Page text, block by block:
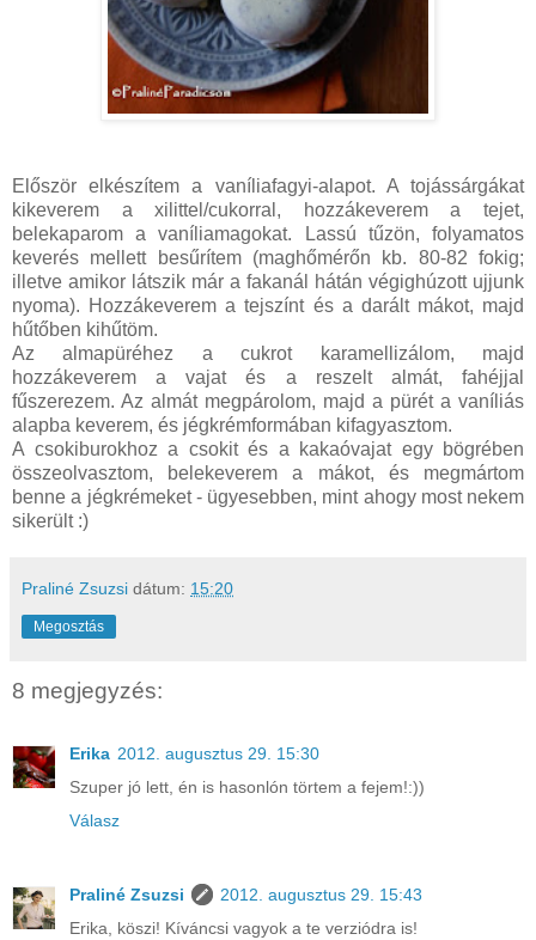
Először elkészítem a vaníliafagyi-alapot. A tojássárgákat
kikeverem a xilittel/cukorral, hozzákeverem a tejet,
belekaparom a vaníliamagokat. Lassú tűzön, folyamatos
keverés mellett besűrítem (maghőmérőn kb. 80-82 fokig;
illetve amikor látszik már a fakanál hátán végighúzott ujjunk
nyoma). Hozzákeverem a tejszínt és a darált mákot, majd
hűtőben kihűtöm.
Az almapüréhez a cukrot karamellizálom, majd
hozzákeverem a vajat és a reszelt almát, fahéjjal
fűszerezem. Az almát megpárolom, majd a pürét a vaníliás
alapba keverem, és jégkrémformában kifagyasztom.
A csokiburokhoz a csokit és a kakaóvajat egy bögrében
összeolvasztom, belekeverem a mákot, és megmártom
benne a jégkrémeket - ügyesebben, mint ahogy most nekem
sikerült :)
Praliné Zsuzsi dátum: 15:20
Megosztás
8 megjegyzés:
Erika 2012. augusztus 29. 15:30
Szuper jó lett, én is hasonlón törtem a fejem!:))
Válasz
Praliné Zsuzsi
2012. augusztus 29. 15:43
Erika, köszi! Kíváncsi vagyok a te verziódra is!